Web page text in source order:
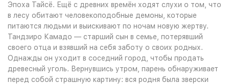
Эпоха Тайсё. Ещё с древних времён ходят слухи о том, что
в лесу обитают человекоподобные демоны, которые
питаются людьми и выискивают по ночам новую жертву.
Тандзиро Камадо — старший сын в семье, потерявший
своего отца и взявший на себя заботу о своих родных.
Однажды он уходит в соседний город, чтобы продать
древесный уголь. Вернувшись утром, парень обнаруживает
перед собой страшную картину: вся родня была зверски